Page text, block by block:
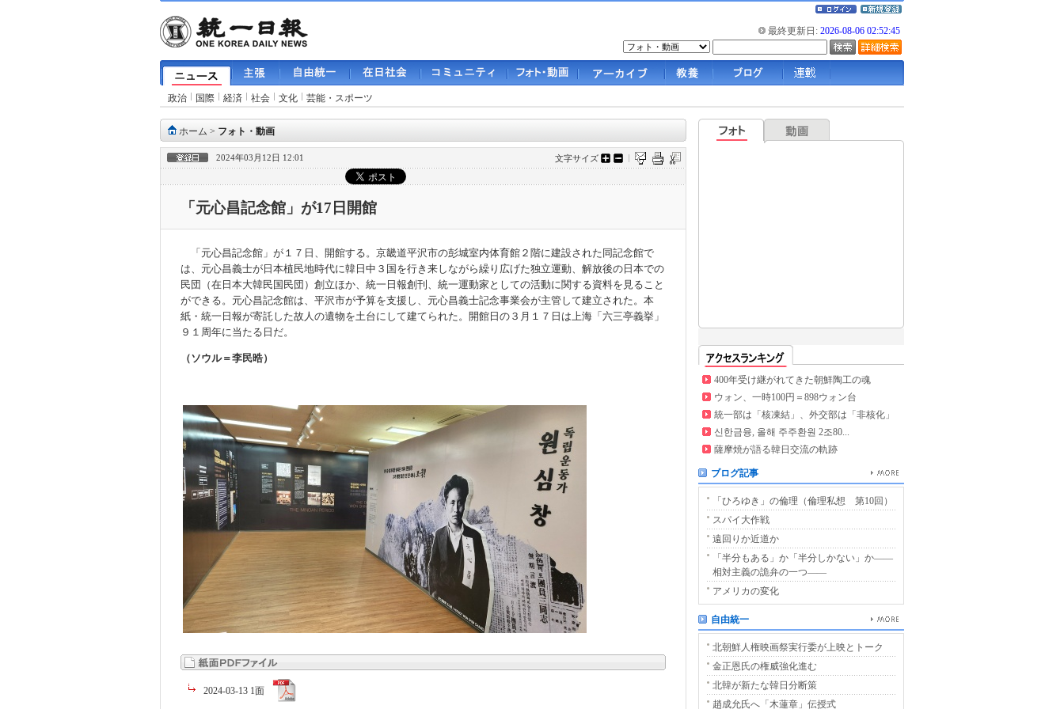
最終更新日: 2026-08-06 02:52:45
政治 国際 経済 社会 文化 芸能・スポーツ
ホーム > フォト・動画
2024年03月12日 12:01 文字サイズ
「元心昌記念館」が17日開館
「元心昌記念館」が１７日、開館する。京畿道平沢市の彭城室内体育館２階に建設された同記念館で
は、元心昌義士が日本植民地時代に韓日中３国を行き来しながら繰り広げた独立運動、解放後の日本での
民団（在日本大韓民国民団）創立ほか、統一日報創刊、統一運動家としての活動に関する資料を見ること
ができる。元心昌記念館は、平沢市が予算を支援し、元心昌義士記念事業会が主管して建立された。本
紙・統一日報が寄託した故人の遺物を土台にして建てられた。開館日の３月１７日は上海「六三亭義挙」
９１周年に当たる日だ。
（ソウル＝李民晧）
2024-03-13 1面
400年受け継がれてきた朝鮮陶工の魂
ウォン、一時100円＝898ウォン台
統一部は「核凍結」、外交部は「非核化」
신한금융, 올해 주주환원 2조80...
薩摩焼が語る韓日交流の軌跡
ブログ記事
「ひろゆき」の倫理（倫理私想 第10回）
スパイ大作戦
遠回りか近道か
「半分もある」か「半分しかない」か――
相対主義の詭弁の一つ――
アメリカの変化
自由統一
北朝鮮人権映画祭実行委が上映とトーク
金正恩氏の権威強化進む
北韓が新たな韓日分断策
趙成允氏へ「木蓮章」伝授式